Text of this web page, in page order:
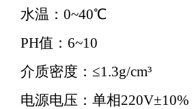
水温：0~40℃
PH值：6~10
介质密度：≤1.3g/cm³
电源电压：单相220V±10%